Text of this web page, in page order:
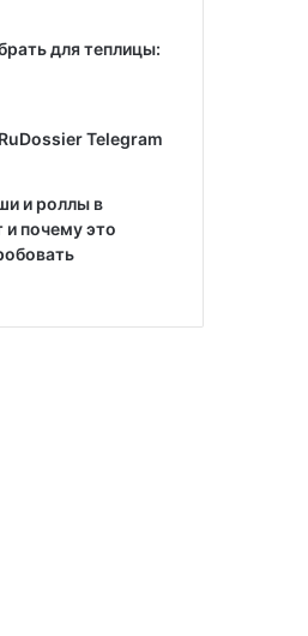
для теплицы:
Telegram
и роллы в
и почему это